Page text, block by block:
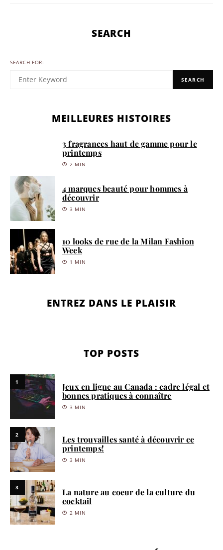
SEARCH
SEARCH FOR:
SEARCH
MEILLEURES HISTOIRES
3 fragrances haut de gamme pour le
printemps
2 MIN
4 marques beauté pour hommes à
découvrir
3 MIN
10 looks de rue de la Milan Fashion
Week
1 MIN
ENTREZ DANS LE PLAISIR
TOP POSTS
1
Jeux en ligne au Canada : cadre légal et
bonnes pratiques à connaître
3 MIN
2
Les trouvailles santé à découvrir ce
printemps!
3 MIN
3
La nature au coeur de la culture du
cocktail
2 MIN